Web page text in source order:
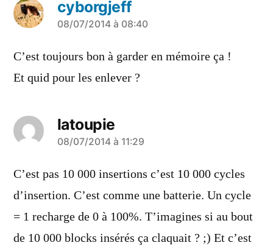
cyborgjeff
a
dit :
08/07/2014 à 08:40
C’est toujours bon à garder en mémoire ça !
Et quid pour les enlever ?
latoupie
a
dit :
08/07/2014 à 11:29
C’est pas 10 000 insertions c’est 10 000 cycles
d’insertion. C’est comme une batterie. Un cycle
= 1 recharge de 0 à 100%. T’imagines si au bout
de 10 000 blocks insérés ça claquait ? ;) Et c’est